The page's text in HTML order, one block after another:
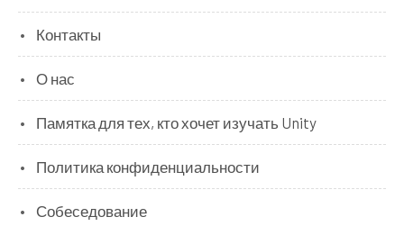
Контакты
О нас
Памятка для тех, кто хочет изучать Unity
Политика конфиденциальности
Собеседование